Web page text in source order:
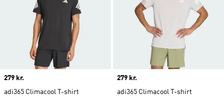
Price
279 kr.
adi365 Climacool T-shirt
Price
279 kr.
adi365 Climacool T-shirt